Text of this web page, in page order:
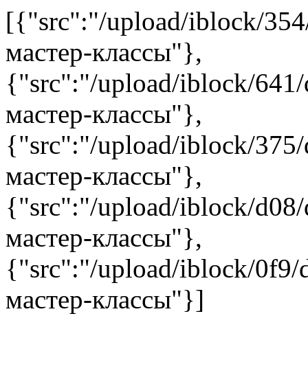
[{"src":"/upload/iblock/
мастер-классы"},
{"src":"/upload/iblock/
мастер-классы"},
{"src":"/upload/iblock/
мастер-классы"},
{"src":"/upload/iblock/
мастер-классы"},
{"src":"/upload/iblock/0f9/
мастер-классы"}]